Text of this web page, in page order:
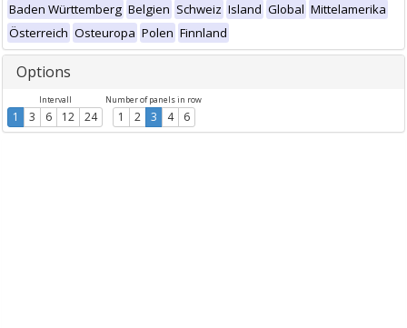
Baden Württemberg Belgien Schweiz Island Global Mittelamerika
Österreich Osteuropa Polen Finnland
Options
Intervall
1 3 6 12 24
Number of panels in row
1 2 3 4 6